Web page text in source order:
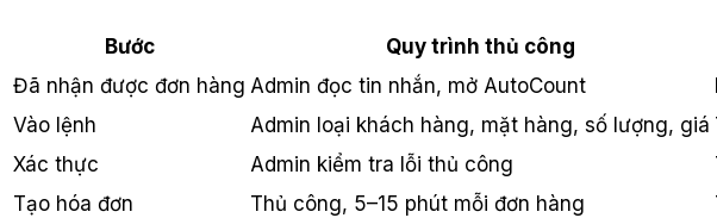
Bước Quy trình thủ công
Đã nhận được đơn hàng Admin đọc tin nhắn, mở AutoCount
Vào lệnh
Admin loại khách hàng, mặt hàng, số lượng, giá
Xác thực
Admin kiểm tra lỗi thủ công
Tạo hóa đơn
Thủ công, 5–15 phút mỗi đơn hàng